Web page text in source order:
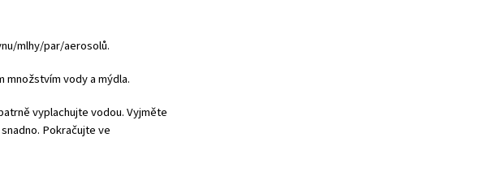
mlhy/par/aerosolů.
množstvím vody a mýdla.
vyplachujte vodou. Vyjměte
Pokračujte ve